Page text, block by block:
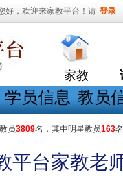
好，欢迎来家教平台！请 登录
家教
学员信息 教员
员3809名，其中明星教员163
平台家教老